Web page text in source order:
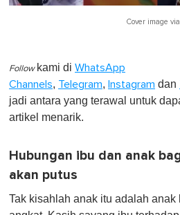
Cover image via
Follow kami di WhatsApp
Channels, Telegram, Instagram dan
jadi antara yang terawal untuk
artikel menarik.
Hubungan ibu dan anak
akan putus
Tak kisahlah anak itu adalah anak